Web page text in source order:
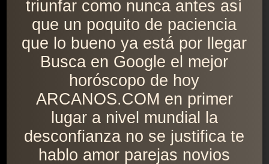
triunfar como nunca antes así
que un poquito de paciencia
que lo bueno ya está por llegar
Busca en Google el mejor
horóscopo de hoy
ARCANOS.COM en primer
lugar a nivel mundial la
desconfianza no se justifica te
hablo amor parejas novios